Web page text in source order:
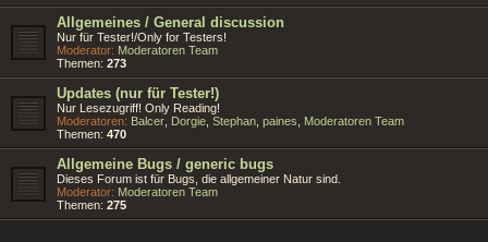
Allgemeines / General discussion
Nur für Tester!/Only for Testers!
Moderator: Moderatoren Team
Themen: 273
Updates (nur für Tester!)
Nur Lesezugriff! Only Reading!
Moderatoren: Balcer Dorgie Stephan paines
Moderatoren Team
Themen: 470
Allgemeine Bugs / generic bugs
Dieses Forum ist für Bugs, die allgemeiner Natur sind.
Moderator: Moderatoren Team
Themen: 275